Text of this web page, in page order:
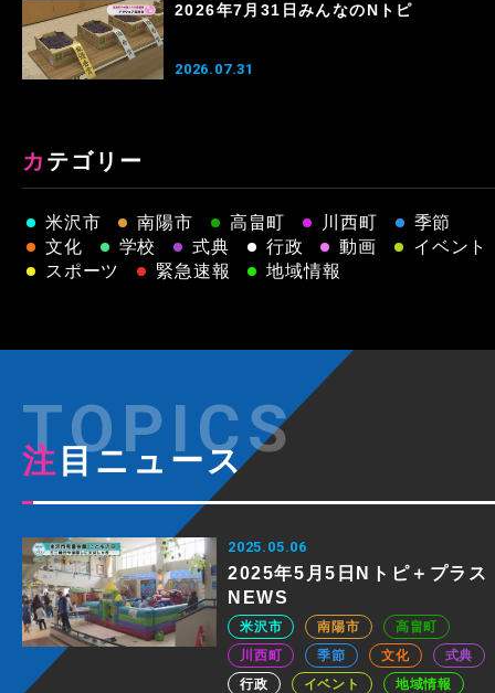
2026年7月31日みんなのNトピ
2026.07.31
カテゴリー
米沢市 南陽市 高畠町 川西町
季節
文化
学校 式典 行政 動画
イベント
スポーツ
緊急速報 地域情報
注目ニュース
2025.05.06
2025年5月5日Nトピ＋プラス
NEWS
米沢市 南陽市
高畠町
川西町
季節 文化
式典
行政
イベント 地域情報